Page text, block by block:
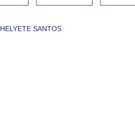
HELYETE SANTOS